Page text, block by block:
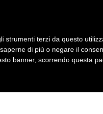
strumenti terzi da questo
di più o negare il
banner, scorrendo questa